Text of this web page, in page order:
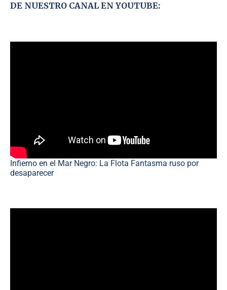
DE NUESTRO CANAL EN YOUTUBE:
Infierno en el Mar Negro: La Flota Fantasma ruso por
desaparecer